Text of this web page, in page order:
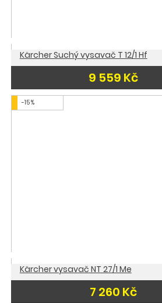
Kärcher Suchý vysavač T 12/1 Hf
9 559 Kč
-15 %
Kärcher vysavač NT 27/1 Me
7 260 Kč